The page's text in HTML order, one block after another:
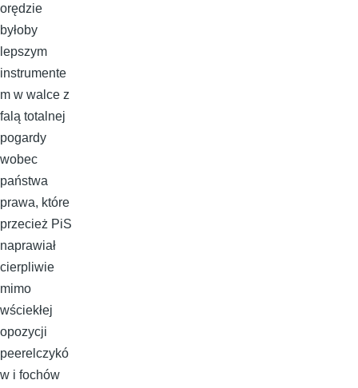
orędzie
byłoby
lepszym
instrumente
m w walce z
falą totalnej
pogardy
wobec
państwa
prawa, które
przecież PiS
naprawiał
cierpliwie
mimo
wściekłej
opozycji
peerelczykó
w i fochów